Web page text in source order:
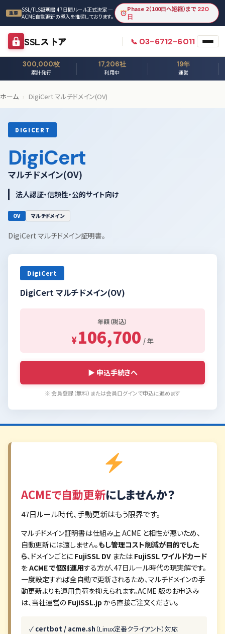
本文へスキップ
重要 SSL/TLS証明書 47日間ルール正式決定 —
ACME自動更新の導入を推奨しております。
Phase 2（100日へ短縮）まで 220
日
SSLストア 03-6712-6011
300,000枚
累計発行
17,206社
利用中
19年
運営
ホーム › DigiCert マルチドメイン(OV)
DIGICERT
DigiCert
マルチドメイン(OV)
法人認証・信頼性・公的サイト向け
OV マルチドメイン
DigiCert マルチドメイン証明書。
DigiCert
DigiCert マルチドメイン(OV)
年額（税込）
¥106,700 / 年
▶ 申込手続きへ
※ 会員登録（無料）または会員ログインで申込に進めます
ACMEで自動更新にしませんか？
47日ルール時代、手動更新はもう限界です。
マルチドメイン証明書は仕組み上 ACME と相性が悪いため、
自動更新には適しません。もし管理コスト削減が目的でした
ら、ドメインごとに FujiSSL DV または FujiSSL ワイルドカード
をACME で個別運用する方が、47日ルール時代の現実解です。
一度設定すれば全自動で更新されるため、マルチドメインの手
動更新よりも運用負荷を抑えられます。ACME 版のお申込み
は、当社運営の FujiSSL.jp から直接ご注文ください。
✓ certbot / acme.sh （Linux定番クライアント）対応